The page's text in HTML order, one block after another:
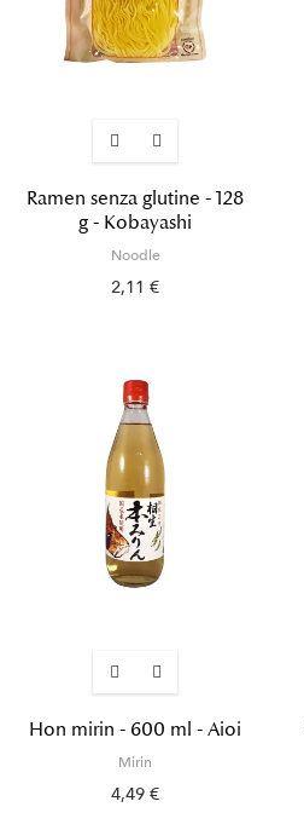
Ramen senza glutine - 128
g - Kobayashi
Noodle
2,11 €
Hon mirin - 600 ml - Aioi
Mirin
4,49 €